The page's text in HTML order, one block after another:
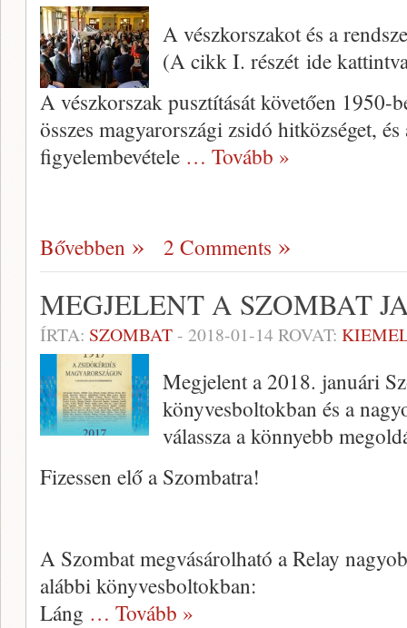
A vészkorszakot és a
(A cikk I. részét ide
A vészkorszak pusztítását követően 1950-
összes magyarországi zsidó hitközséget,
figyelembevétele … Tovább »
Bővebben 2 Comments
MEGJELENT A SZOMBAT
ÍRTA: SZOMBAT- 2018-01-14ROVAT:
Megjelent a 2018. januári
könyvesboltokban és a
válassza a könnyebb
Fizessen elő a Szombatra!
A Szombat megvásárolható a Relay
alábbi könyvesboltokban:
Láng … Tovább »